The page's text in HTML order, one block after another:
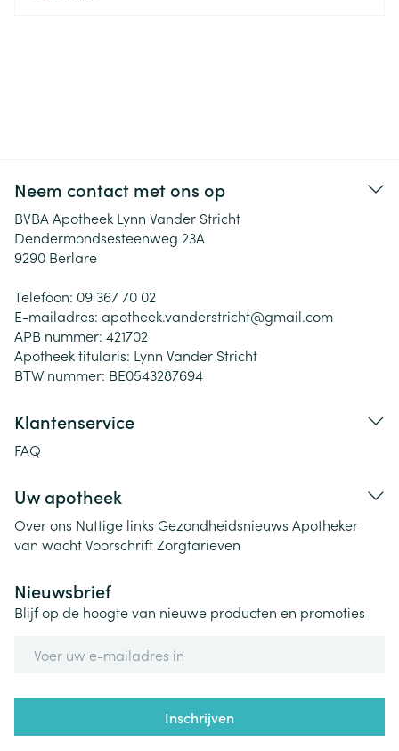
Neem contact met ons op
BVBA Apotheek Lynn Vander Stricht
Dendermondsesteenweg 23A
9290 Berlare
Telefoon: 09 367 70 02
E-mailadres: apotheek.vanderstricht@gmail.com
APB nummer: 421702
Apotheek titularis: Lynn Vander Stricht
BTW nummer: BE0543287694
Klantenservice
FAQ
Uw apotheek
Over ons Nuttige links Gezondheidsnieuws Apotheker
van wachtVoorschriftZorgtarieven
Nieuwsbrief
Blijf op de hoogte van nieuwe producten en promoties
Inschrijven